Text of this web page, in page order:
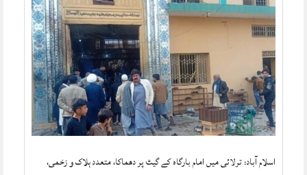
اسلام آباد: ترلائی میں امام بارگاہ کے گیٹ پر دھماکا، متعدد ہلاک و زخمی،